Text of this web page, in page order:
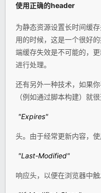
使用正确的header
为静态资源设置长时间缓
用的时候，这是一个很好
端缓存失效是不可能的，
进行处理。
还有另外一种技术，如果
（例如通过脚本构建）就
"Expires"
头。由于经常更新内容，使
"Last-Modified"
响应头，以便在浏览器中